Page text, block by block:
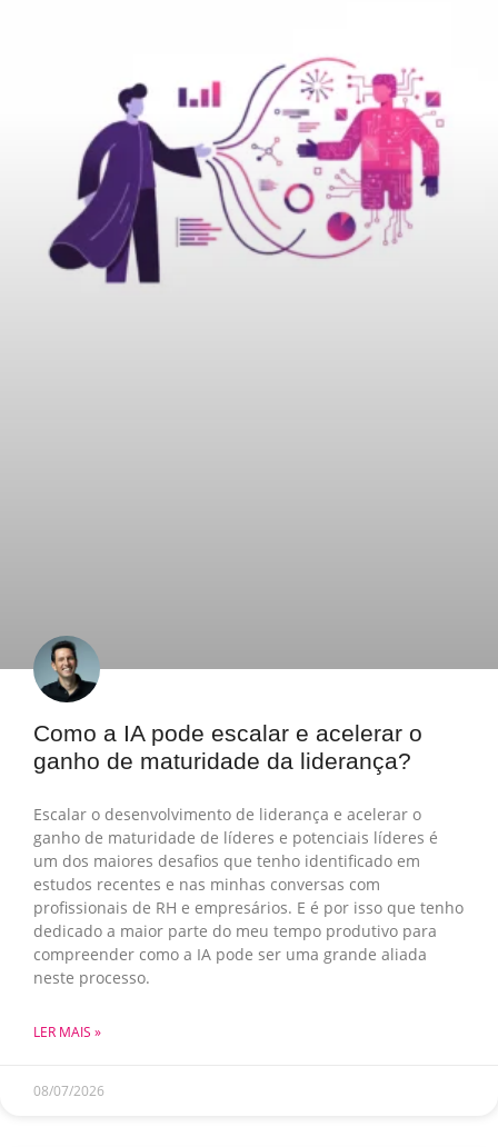
Como a IA pode escalar e acelerar o
ganho de maturidade da liderança?
Escalar o desenvolvimento de liderança e acelerar o
ganho de maturidade de líderes e potenciais líderes é
um dos maiores desafios que tenho identificado em
estudos recentes e nas minhas conversas com
profissionais de RH e empresários. E é por isso que tenho
dedicado a maior parte do meu tempo produtivo para
compreender como a IA pode ser uma grande aliada
neste processo.
LER MAIS »
08/07/2026